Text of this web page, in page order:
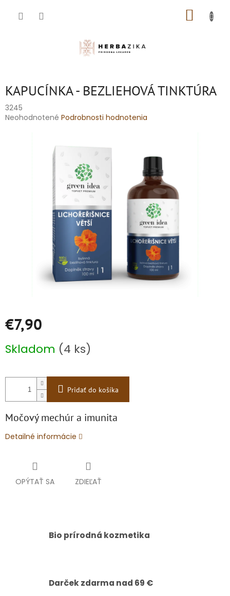
KAPUCÍNKA - BEZLIEHOVÁ TINKTÚRA
3245
Priemerné
Neohodnotené Podrobnosti hodnotenia
€7,90
cena:
Skladom (4 ks)
Pridať do košíka
Močový mechúr a imunita
Detailné informácie
OPÝTAŤ SA ZDIEĽAŤ
Bio prírodná kozmetika
Darček zdarma nad 69 €